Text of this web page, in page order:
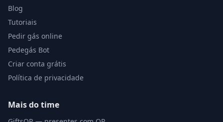
Blog
Tutoriais
Pedir gás online
Pedegás Bot
Criar conta grátis
Política de privacidade
Mais do time